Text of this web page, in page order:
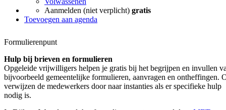
Aanmelden (niet verplicht) gratis
Toevoegen aan agenda
Formulierenpunt
Hulp bij brieven en formulieren
Opgeleide vrijwilligers helpen je gratis bij het begrijpen en invullen
bijvoorbeeld gemeentelijke formulieren, aanvragen en ontheffingen.
verwijzen de medewerkers door naar instanties als er specifieke hulp
nodig is.